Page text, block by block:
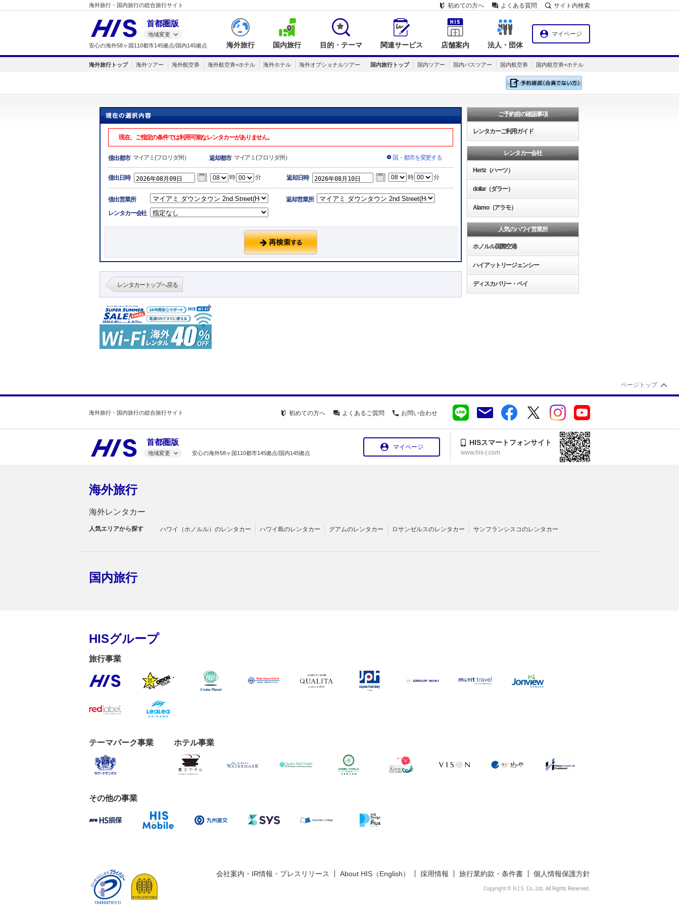
海外旅行・国内旅行の総合旅行サイト 初めての方へ よくある質問 サイト内検索
首都圏版
地域変更
安心の海外58ヶ国110都市145拠点/国内145拠点
海外旅行 国内旅行 目的・テーマ 関連サービス 店舗案内 法人・団体
マイページ
海外旅行トップ 海外ツアー 海外航空券 海外航空券+ホテル 海外ホテル 海外オプショナルツアー 国内旅行トップ 国内ツアー 国内バスツアー 国内航空券 国内航空券+ホテル
現在、ご指定の条件では利用可能なレンタカーがありません。
借出都市 マイアミ(フロリダ州） 返却都市 マイアミ(フロリダ州） 国・都市を変更する
借出日時 時 分 返却日時 時 分
借出営業所
レンタカー会社
返却営業所
レンタカートップへ戻る
ご予約前の確認事項
レンタカーご利用ガイド
レンタカー会社
Hertz（ハーツ）
dollar（ダラー）
Alamo（アラモ）
人気のハワイ営業所
ホノルル国際空港
ハイアットリージェンシー
ディスカバリー・ベイ
海外旅行・国内旅行の総合旅行サイト 初めての方へ よくあるご質問 お問い合わせ
安心の海外58ヶ国110都市145拠点/国内145拠点
首都圏版
地域変更
マイページ
HISスマートフォンサイト
www.his-j.com
海外旅行
海外レンタカー
人気エリアから探す ハワイ（ホノルル）のレンタカー ハワイ島のレンタカー グアムのレンタカー ロサンゼルスのレンタカー サンフランシスコのレンタカー
国内旅行
HISグループ
旅行事業
テーマパーク事業 ホテル事業
その他の事業
会社案内・IR情報・プレスリリース About HIS（English） 採用情報 旅行業約款・条件書 個人情報保護方針
Copyright © H.I.S. Co.,Ltd. All Rights Reserved.
ページトップ